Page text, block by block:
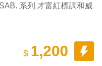
200ml*1)
系列 才富紅標調和威
200ml各一瓶）
$ 1,200